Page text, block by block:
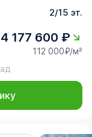
2/15 эт.
4 177 600 ₽
112 000₽/м²